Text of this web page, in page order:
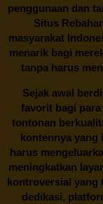
penggunaan dan
Situs
masyarakat
menarik bagi
tanpa harus
Sejak awal
favorit bagi
tontonan
kontennya yang
harus
meningkatkan
kontroversial yang
dedikasi,